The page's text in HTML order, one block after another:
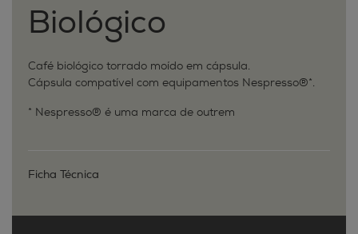
Biológico
Café biológico torrado moído em cápsula.
Cápsula compatível com equipamentos Nespresso®*.
* Nespresso® é uma marca de outrem
Ficha Técnica